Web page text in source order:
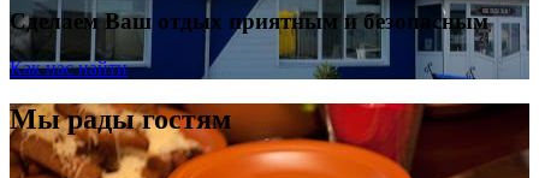
Сделаем Ваш отдых приятным и безопасным
Как нас найти
Мы рады гостям